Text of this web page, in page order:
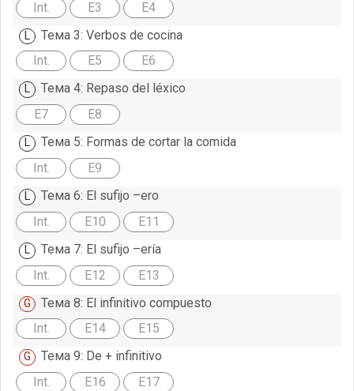
Int.
E3
E4
Тема 3: Verbos de cocina
Int.
E5
E6
Тема 4: Repaso del léxico
E7
E8
Тема 5: Formas de cortar la comida
Int.
E9
Тема 6: El sufijo –ero
Int.
E10
E11
Тема 7: El sufijo –ería
Int.
E12
E13
Тема 8: El infinitivo compuesto
Int.
E14
E15
Тема 9: De + infinitivo
Int.
E16
E17